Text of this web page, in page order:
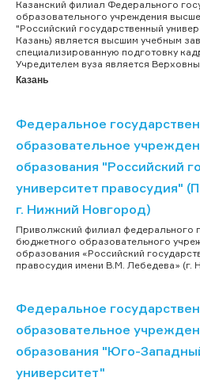
Казанский филиал Федерального
образовательного учреждения
"Российский государственный
Казань) является высшим учебным
специализированную подготовку
Учредителем вуза является
Казань
Федеральное
образовательное
образования "Российский
университет правосудия"
г. Нижний Новгород)
Приволжский филиал федерального
бюджетного образовательного
образования «Российский
правосудия имени В.М. Лебедева» (г.
Федеральное
образовательное
образования "Юго-
университет"